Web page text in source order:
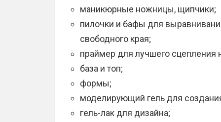
маникюрные ножницы, щипчики;
пилочки и бафы для
свободного края;
праймер для лучшего сцепления
база и топ;
формы;
моделирующий гель для
гель-лак для дизайна;